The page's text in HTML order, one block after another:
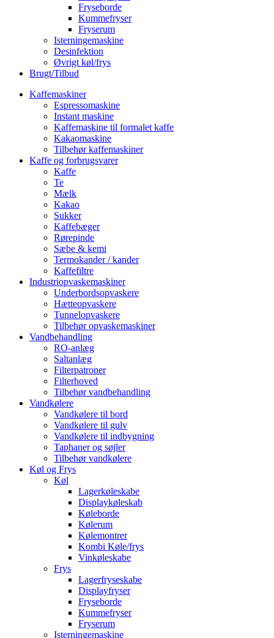
Fryseborde
Kummefryser
Fryserum
Isterningemaskine
Desinfektion
Øvrigt køl/frys
Brugt/Tilbud
Kaffemaskiner
Espressomaskine
Instant maskine
Kaffemaskine til formalet kaffe
Kakaomaskine
Tilbehør kaffemaskiner
Kaffe og forbrugsvarer
Kaffe
Te
Mælk
Kakao
Sukker
Kaffebæger
Rørepinde
Sæbe & kemi
Termokander / kander
Kaffefiltre
Industriopvaskemaskiner
Underbordsopvaskere
Hætteopvaskere
Tunnelopvaskere
Tilbehør opvaskemaskiner
Vandbehandling
RO-anlæg
Saltanlæg
Filterpatroner
Filterhoved
Tilbehør vandbehandling
Vandkølere
Vandkølere til bord
Vandkølere til gulv
Vandkølere til indbygning
Taphaner og søjler
Tilbehør vandkølere
Køl og Frys
Køl
Lagerkøleskabe
Displaykøleskab
Køleborde
Kølerum
Kølemontrer
Kombi Køle/frys
Vinkøleskabe
Frys
Lagerfryseskabe
Displayfryser
Fryseborde
Kummefryser
Fryserum
Isterningemaskine